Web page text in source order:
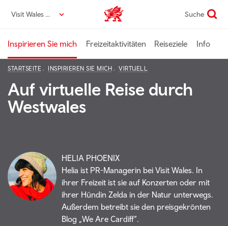
zumVisit Wales DE VisitWales home Suche
Inspirieren Sie mich Freizeitaktivitäten Reiseziele Info
STARTSEITE INSPIRIEREN SIE MICH VIRTUELL
Auf virtuelle Reise durch
Westwales
HELIA PHOENIX
Helia ist PR-Managerin bei Visit Wales. In
ihrer Freizeit ist sie auf Konzerten oder mit
ihrer Hündin Zelda in der Natur unterwegs.
Außerdem betreibt sie den preisgekrönten
Blog „We Are Cardiff“.